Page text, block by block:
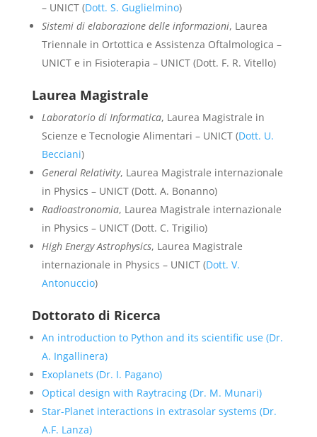
– UNICT (Dott. S. Guglielmino)
Sistemi di elaborazione delle informazioni, Laurea
Triennale in Ortottica e Assistenza Oftalmologica –
UNICT e in Fisioterapia – UNICT (Dott. F. R. Vitello)
Laurea Magistrale
Laboratorio di Informatica, Laurea Magistrale in
Scienze e Tecnologie Alimentari – UNICT (Dott. U.
Becciani)
General Relativity, Laurea Magistrale internazionale
in Physics – UNICT (Dott. A. Bonanno)
Radioastronomia, Laurea Magistrale internazionale
in Physics – UNICT (Dott. C. Trigilio)
High Energy Astrophysics, Laurea Magistrale
internazionale in Physics – UNICT (Dott. V.
Antonuccio)
Dottorato di Ricerca
An introduction to Python and its scientific use (Dr.
A. Ingallinera)
Exoplanets (Dr. I. Pagano)
Optical design with Raytracing (Dr. M. Munari)
Star-Planet interactions in extrasolar systems (Dr.
A.F. Lanza)